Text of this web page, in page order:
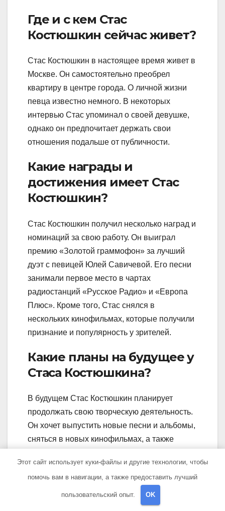
Где и с кем Стас
Костюшкин сейчас живет?
Стас Костюшкин в настоящее время живет в
Москве. Он самостоятельно преобрел
квартиру в центре города. О личной жизни
певца известно немного. В некоторых
интервью Стас упоминал о своей девушке,
однако он предпочитает держать свои
отношения подальше от публичности.
Какие награды и
достижения имеет Стас
Костюшкин?
Стас Костюшкин получил несколько наград и
номинаций за свою работу. Он выиграл
премию «Золотой граммофон» за лучший
дуэт с певицей Юлей Савичевой. Его песни
занимали первое место в чартах
радиостанций «Русское Радио» и «Европа
Плюс». Кроме того, Стас снялся в
нескольких кинофильмах, которые получили
признание и популярность у зрителей.
Какие планы на будущее у
Стаса Костюшкина?
В будущем Стас Костюшкин планирует
продолжать свою творческую деятельность.
Он хочет выпустить новые песни и альбомы,
сняться в новых кинофильмах, а также
проектах. Он также имеет цель развивать
свои актерские навыки и попробовать себя в
других жанрах и ролях.
Этот сайт использует куки-файлы и другие технологии, чтобы
помочь вам в навигации, а также предоставить лучший
пользовательский опыт. OK